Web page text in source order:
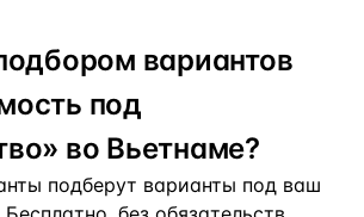
вариантов
под
во Вьетнаме?
подберут варианты под ваш